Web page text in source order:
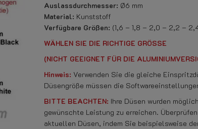
Auslassdurchmesser: Ø6 mm
Material: Kunststoff
Verfügbare Größen: (1,6 – 1,8 – 2,0 – 2,2 –
WÄHLEN SIE DIE RICHTIGE GRÖSSE
(NICHT GEEIGNET FÜR DIE
Hinweis: Verwenden Sie die gleiche
Düsengröße müssen die
BITTE BEACHTEN: Ihre Düsen wurden
gewünschte Leistung zu erreichen.
aktuellen Düsen, indem Sie beispielsweise